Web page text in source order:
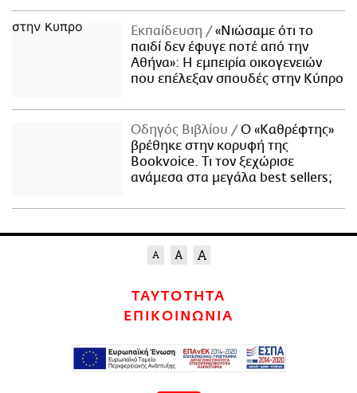
Εκπαίδευση
«Νιώσαμε ότι το
παιδί δεν έφυγε ποτέ από την
Αθήνα»: Η εμπειρία οικογενειών
που επέλεξαν σπουδές στην Κύπρο
Οδηγός Βιβλίου
Ο «Καθρέφτης»
βρέθηκε στην κορυφή της
Bookvoice. Τι τον ξεχώρισε
ανάμεσα στα μεγάλα best sellers;
ΤΑΥΤΟΤΗΤΑ
ΕΠΙΚΟΙΝΩΝΙΑ